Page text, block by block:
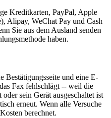
Kreditkarten, PayPal, Apple
Alipay, WeChat Pay und Cash
Sie aus dem Ausland senden
haben.
Bestätigungsseite und eine E-
Fax fehlschlägt -- weil die
sein Gerät ausgeschaltet ist
erneut. Wenn alle Versuche
berechnet.